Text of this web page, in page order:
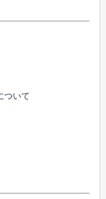
ついて